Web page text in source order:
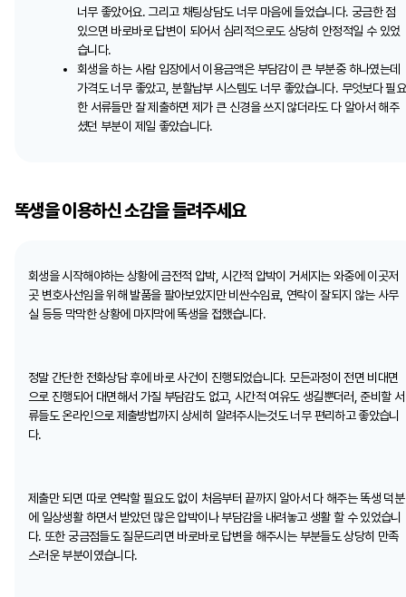
너무 좋았어요. 그리고 채팅상담도 너무 마음에 들었습니다. 궁금한 점
있으면 바로바로 답변이 되어서 심리적으로도 상당히 안정적일 수 있었
습니다.
회생을 하는 사람 입장에서 이용금액은 부담감이 큰 부분중 하나였는데
가격도 너무 좋았고, 분할납부 시스템도 너무 좋았습니다. 무엇보다 필요
한 서류들만 잘 제출하면 제가 큰 신경을 쓰지 않더라도 다 알아서 해주
셨던 부분이 제일 좋았습니다.
똑생을 이용하신 소감을 들려주세요
회생을 시작해야하는 상황에 금전적 압박, 시간적 압박이 거세지는 와중에 이곳저
곳 변호사선임을 위해 발품을 팔아보았지만 비싼수임료, 연락이 잘되지 않는 사무
실 등등 막막한 상황에 마지막에 똑생을 접했습니다.
정말 간단한 전화상담 후에 바로 사건이 진행되었습니다. 모든과정이 전면 비대면
으로 진행되어 대면해서 가질 부담감도 없고, 시간적 여유도 생길뿐더러, 준비할 서
류들도 온라인으로 제출방법까지 상세히 알려주시는것도 너무 편리하고 좋았습니
다.
제출만 되면 따로 연락할 필요도 없이 처음부터 끝까지 알아서 다 해주는 똑생 덕분
에 일상생활 하면서 받았던 많은 압박이나 부담감을 내려놓고 생활 할 수 있었습니
다. 또한 궁금점들도 질문드리면 바로바로 답변을 해주시는 부분들도 상당히 만족
스러운 부분이였습니다.